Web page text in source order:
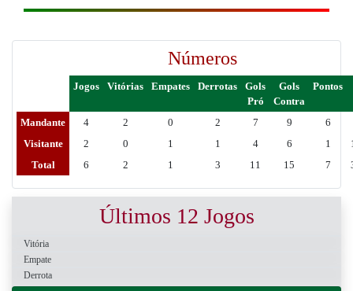
Números
Jogos Vitórias Empates Derrotas
Gols
Pró
Gols
Contra
Pontos
Mandante 4 2 0 2 7 9
6
Visitante
2 0 1 1 4 6 1
Total
6 2 1 3 11 15 7
Últimos 12 Jogos
Vitória
Empate
Derrota